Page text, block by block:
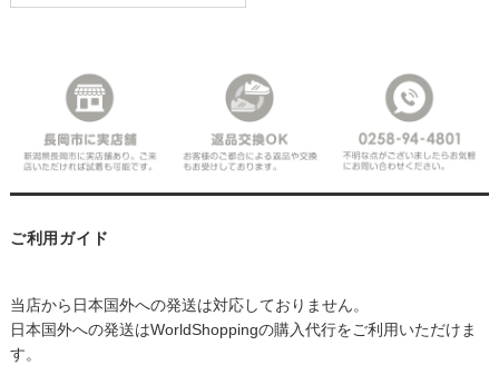
ご利用ガイド
当店から日本国外への発送は対応しておりません。
日本国外への発送はWorldShoppingの購入代行をご利用いただけま
す。